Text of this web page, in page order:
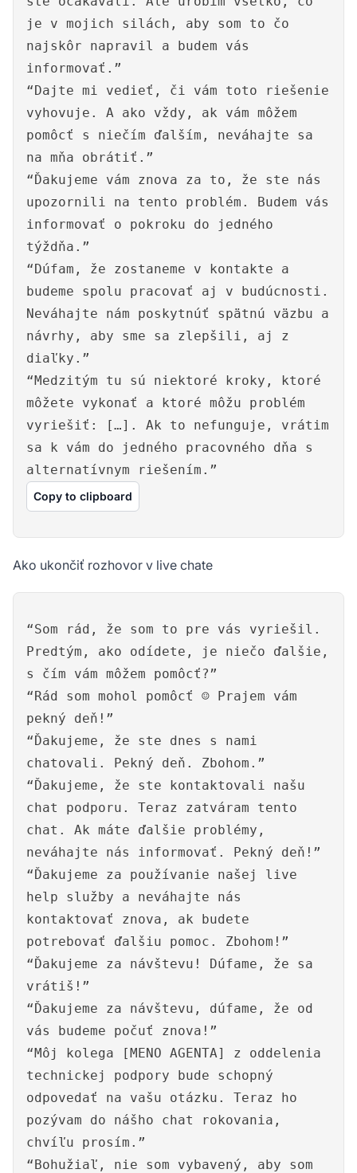
je v mojich silách, aby som to čo
najskôr napravil a budem vás
informovať.”
“Dajte mi vedieť, či vám toto riešenie
vyhovuje. A ako vždy, ak vám môžem
pomôcť s niečím ďalším, neváhajte sa
na mňa obrátiť.”
“Ďakujeme vám znova za to, že ste nás
upozornili na tento problém. Budem vás
informovať o pokroku do jedného
týždňa.”
“Dúfam, že zostaneme v kontakte a
budeme spolu pracovať aj v budúcnosti.
Neváhajte nám poskytnúť spätnú väzbu a
návrhy, aby sme sa zlepšili, aj z
diaľky.”
“Medzitým tu sú niektoré kroky, ktoré
môžete vykonať a ktoré môžu problém
vyriešiť: […]. Ak to nefunguje, vrátim
sa k vám do jedného pracovného dňa s
alternatívnym riešením.”
Copy to clipboard
Ako ukončiť rozhovor v live chate
“Som rád, že som to pre vás vyriešil.
Predtým, ako odídete, je niečo ďalšie,
s čím vám môžem pomôcť?”
“Rád som mohol pomôcť ☺ Prajem vám
pekný deň!”
“Ďakujeme, že ste dnes s nami
chatovali. Pekný deň. Zbohom.”
“Ďakujeme, že ste kontaktovali našu
chat podporu. Teraz zatváram tento
chat. Ak máte ďalšie problémy,
neváhajte nás informovať. Pekný deň!”
“Ďakujeme za používanie našej live
help služby a neváhajte nás
kontaktovať znova, ak budete
potrebovať ďalšiu pomoc. Zbohom!”
“Ďakujeme za návštevu! Dúfame, že sa
vrátiš!”
“Ďakujeme za návštevu, dúfame, že od
vás budeme počuť znova!”
“Môj kolega [MENO AGENTA] z oddelenia
technickej podpory bude schopný
odpovedať na vašu otázku. Teraz ho
pozývam do nášho chat rokovania,
chvíľu prosím.”
“Bohužiaľ, nie som vybavený, aby som